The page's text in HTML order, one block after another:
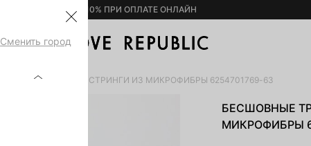
– 10% ПРИ ОПЛАТЕ ОНЛАЙН
Сменить город
БЕСШОВНЫЕ ТРУСЫ-СТРИНГИ ИЗ МИКРОФИБРЫ 6254701769-63
БЕСШОВНЫЕ
МИКРОФИБРЫ